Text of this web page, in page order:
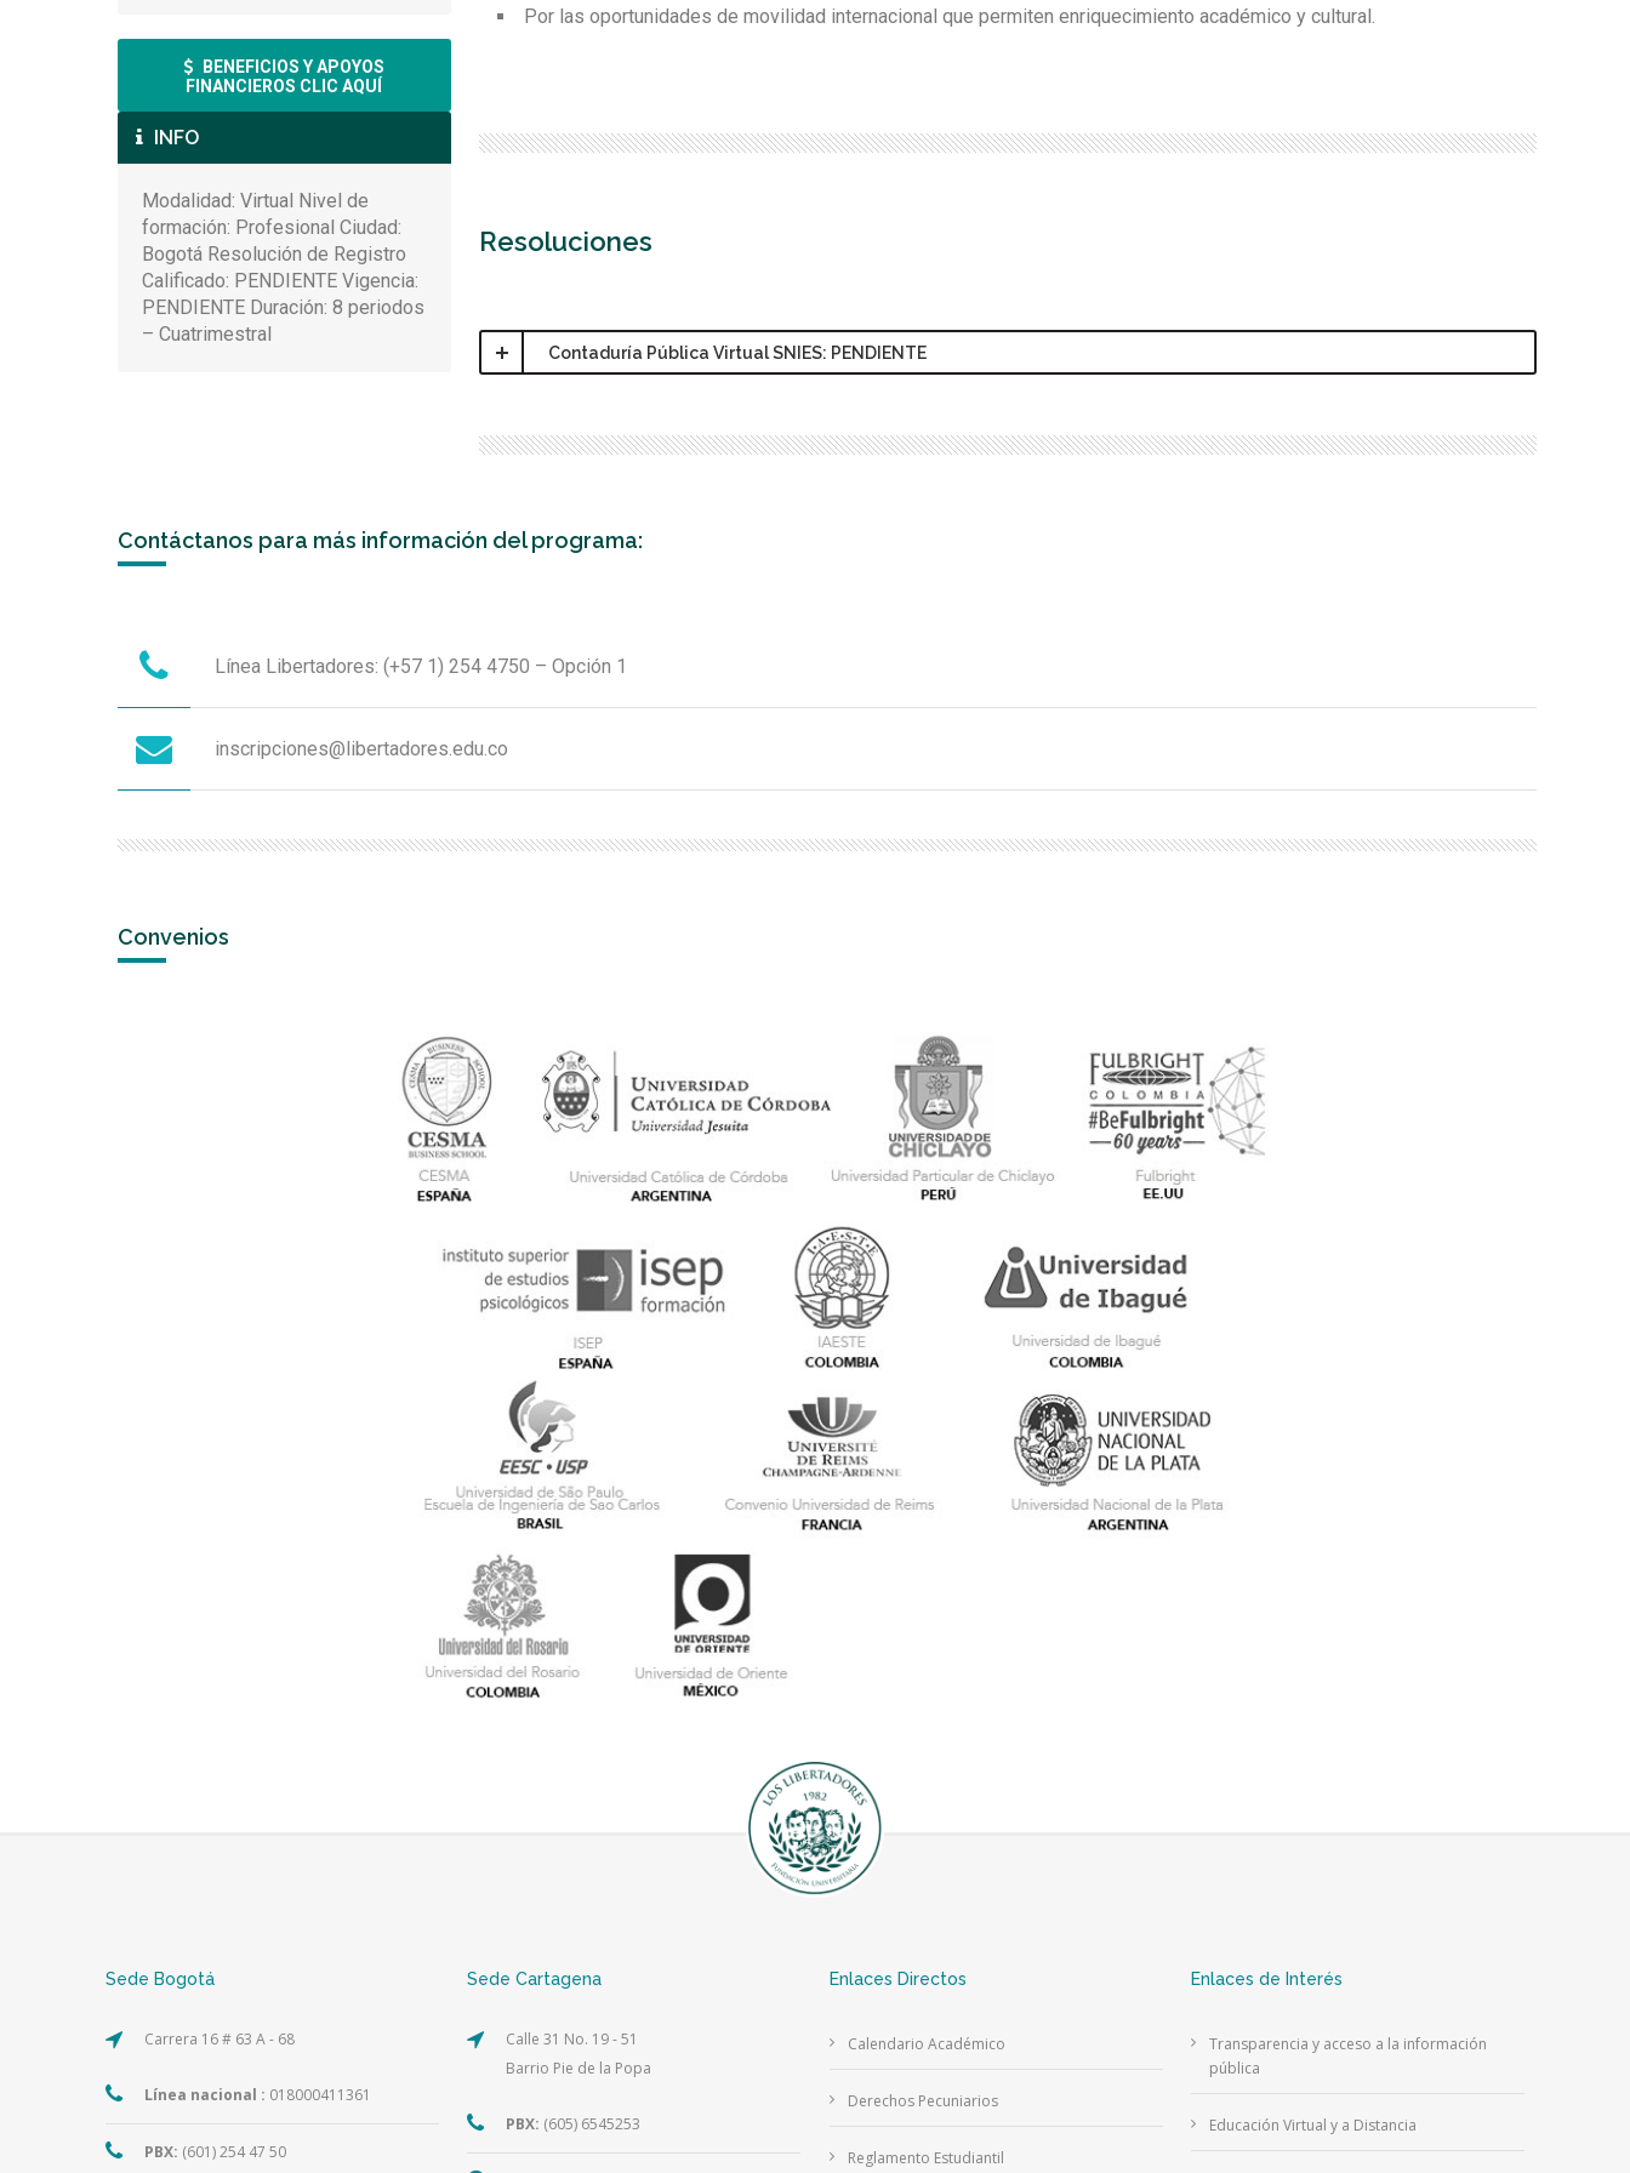
BENEFICIOS Y APOYOS
FINANCIEROS CLIC AQUÍ
INFO
Modalidad: Virtual Nivel de
formación: Profesional Ciudad:
Bogotá Resolución de Registro
Calificado: PENDIENTE Vigencia:
PENDIENTE Duración: 8 periodos
– Cuatrimestral
Por las oportunidades de movilidad internacional que permiten enriquecimiento académico y cultural.
Resoluciones
Contaduría Pública Virtual SNIES: PENDIENTE
Contáctanos para más información del programa:
Línea Libertadores: (+57 1) 254 4750 – Opción 1
inscripciones@libertadores.edu.co
Convenios
Sede Bogotá
Carrera 16 # 63 A - 68
Línea nacional : 018000411361
PBX: (601) 254 47 50
Sede Cartagena
Calle 31 No. 19 - 51
Barrio Pie de la Popa
PBX: (605) 6545253
Enlaces Directos
Calendario Académico
Derechos Pecuniarios
Reglamento Estudiantil
Enlaces de Interés
Transparencia y acceso a la información
pública
Educación Virtual y a Distancia